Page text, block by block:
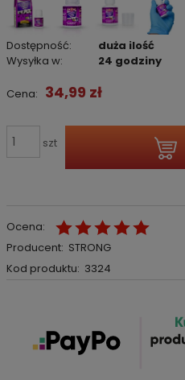
Dostępność:
duża ilość
Wysyłka w:
24 godziny
Cena: 34,99 zł
szt
Ocena:
Producent: STRONG
Kod produktu: 3324